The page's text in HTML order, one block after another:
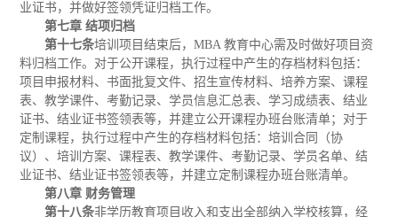
业证书，并做好签领凭证归档工作。
第七章 结项归档
第十七条培训项目结束后，MBA 教育中心需及时做好项目资
料归档工作。对于公开课程，执行过程中产生的存档材料包括：
项目申报材料、书面批复文件、招生宣传材料、培养方案、课程
表、教学课件、考勤记录、学员信息汇总表、学习成绩表、结业
证书、结业证书签领表等，并建立公开课程办班台账清单；对于
定制课程，执行过程中产生的存档材料包括：培训合同（协
议）、培训方案、课程表、教学课件、考勤记录、学员名单、结
业证书、结业证书签领表等，并建立定制课程办班台账清单。
第八章 财务管理
第十八条非学历教育项目收入和支出全部纳入学校核算，经